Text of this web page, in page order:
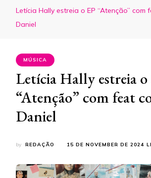
Letícia Hally estreia o EP “Atenção” com
Daniel
MÚSICA
Letícia Hally estreia o
“Atenção” com feat
Daniel
by REDAÇÃO 15 DE NOVEMBER DE 2024